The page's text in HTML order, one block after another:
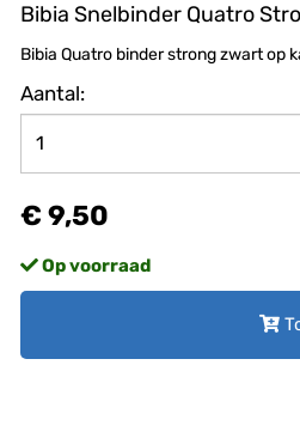
Bibia Snelbinder Quatro
Bibia Quatro binder strong zwart op
Aantal:
€ 9,50
Op voorraad